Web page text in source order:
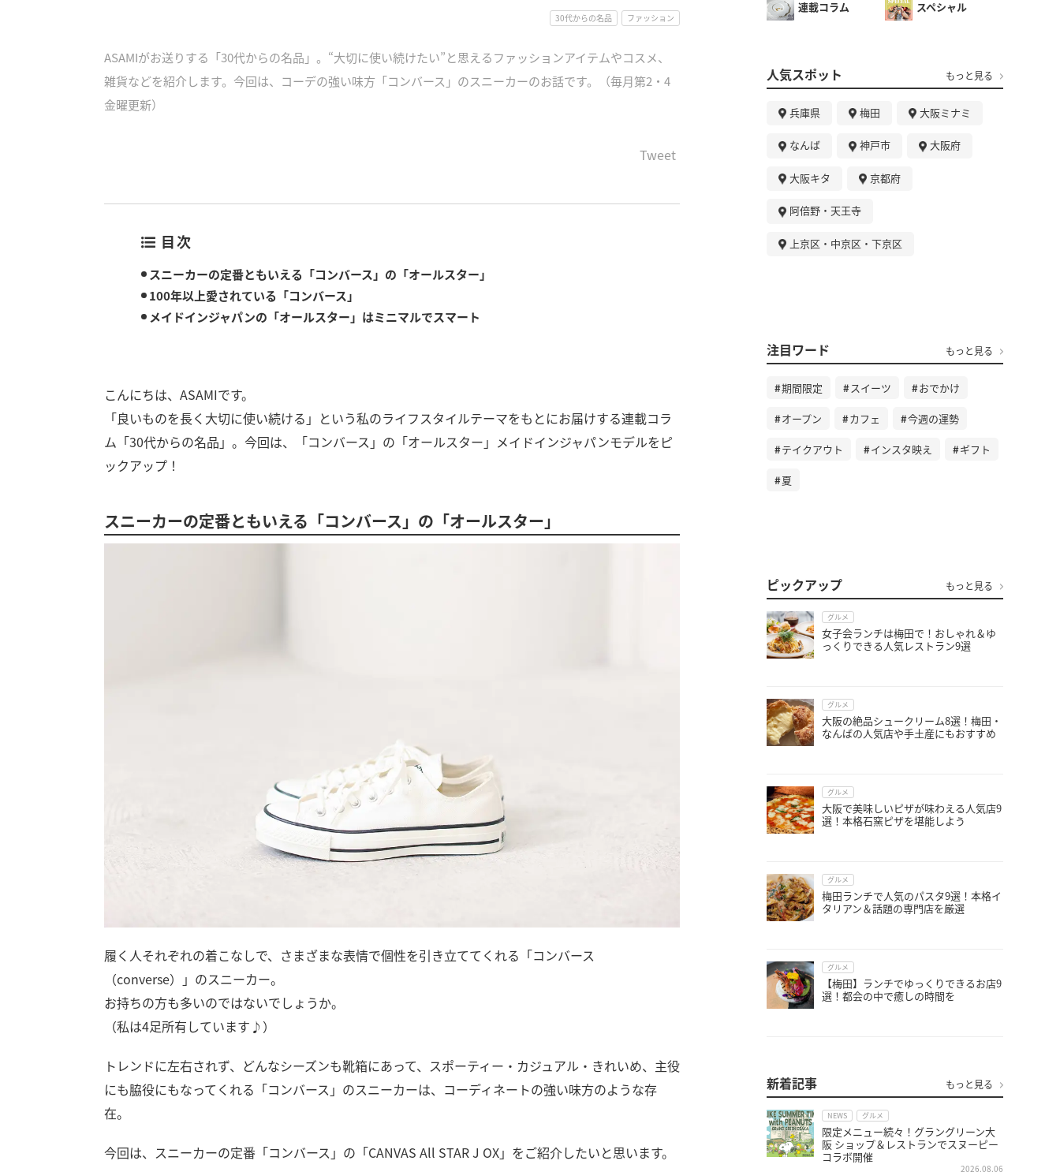
30代からの名品 ファッション
ASAMIがお送りする「30代からの名品」。“大切に使い続けたい”と思えるファッションアイテムやコスメ、
雑貨などを紹介します。今回は、コーデの強い味方「コンバース」のスニーカーのお話です。（毎月第2・4
金曜更新）
Tweet
目次
スニーカーの定番ともいえる「コンバース」の「オールスター」
100年以上愛されている「コンバース」
メイドインジャパンの「オールスター」はミニマルでスマート
こんにちは、ASAMIです。
「良いものを長く大切に使い続ける」という私のライフスタイルテーマをもとにお届けする連載コラ
ム「30代からの名品」。今回は、「コンバース」の「オールスター」メイドインジャパンモデルをピ
ックアップ！
スニーカーの定番ともいえる「コンバース」の「オールスター」
履く人それぞれの着こなしで、さまざまな表情で個性を引き立ててくれる「コンバース
（converse）」のスニーカー。
お持ちの方も多いのではないでしょうか。
（私は4足所有しています♪）
トレンドに左右されず、どんなシーズンも靴箱にあって、スポーティー・カジュアル・きれいめ、主役
にも脇役にもなってくれる「コンバース」のスニーカーは、コーディネートの強い味方のような存
在。
今回は、スニーカーの定番「コンバース」の「CANVAS All STAR J OX」をご紹介したいと思います。
連載コラム スペシャル
人気スポット もっと見る
兵庫県 梅田 大阪ミナミ
なんば 神戸市 大阪府
大阪キタ 京都府
阿倍野・天王寺
上京区・中京区・下京区
注目ワード もっと見る
期間限定 スイーツ おでかけ
オープン カフェ 今週の運勢
テイクアウト インスタ映え ギフト
夏
ピックアップ もっと見る
グルメ
女子会ランチは梅田で！おしゃれ＆ゆ
っくりできる人気レストラン9選
グルメ
大阪の絶品シュークリーム8選！梅田・
なんばの人気店や手土産にもおすすめ
グルメ
大阪で美味しいピザが味わえる人気店9
選！本格石窯ピザを堪能しよう
グルメ
梅田ランチで人気のパスタ9選！本格イ
タリアン＆話題の専門店を厳選
グルメ
【梅田】ランチでゆっくりできるお店9
選！都会の中で癒しの時間を
新着記事 もっと見る
NEWS グルメ
限定メニュー続々！グラングリーン大
阪 ショップ＆レストランでスヌーピー
コラボ開催
2026.08.06